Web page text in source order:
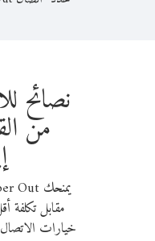
نصائح
من
مقابل تكلفة
خيارات